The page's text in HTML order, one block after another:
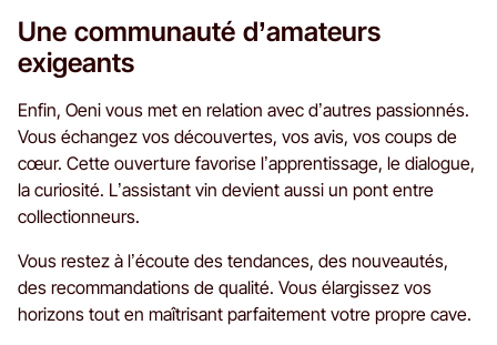
Une communauté d’amateurs
exigeants
Enfin, Oeni vous met en relation avec d’autres passionnés.
Vous échangez vos découvertes, vos avis, vos coups de
cœur. Cette ouverture favorise l’apprentissage, le dialogue,
la curiosité. L’assistant vin devient aussi un pont entre
collectionneurs.
Vous restez à l’écoute des tendances, des nouveautés,
des recommandations de qualité. Vous élargissez vos
horizons tout en maîtrisant parfaitement votre propre cave.